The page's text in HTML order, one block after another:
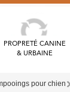
PROPRETÉ CANINE
& URBAINE
pour chien